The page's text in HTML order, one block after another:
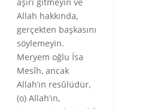
Allah hakkında,
gerçekten başkasını
söylemeyin.
Meryem oğlu İsa
Mesîh, ancak
Allah’ın resûlüdür,
(o) Allah’ın,